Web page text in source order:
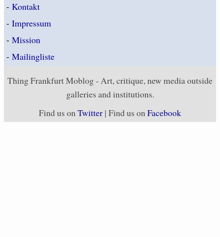
- Kontakt
- Impressum
- Mission
- Mailingliste
Thing Frankfurt Moblog - Art, critique, new media outside
galleries and institutions.
Find us onTwitter | Find us onFacebook